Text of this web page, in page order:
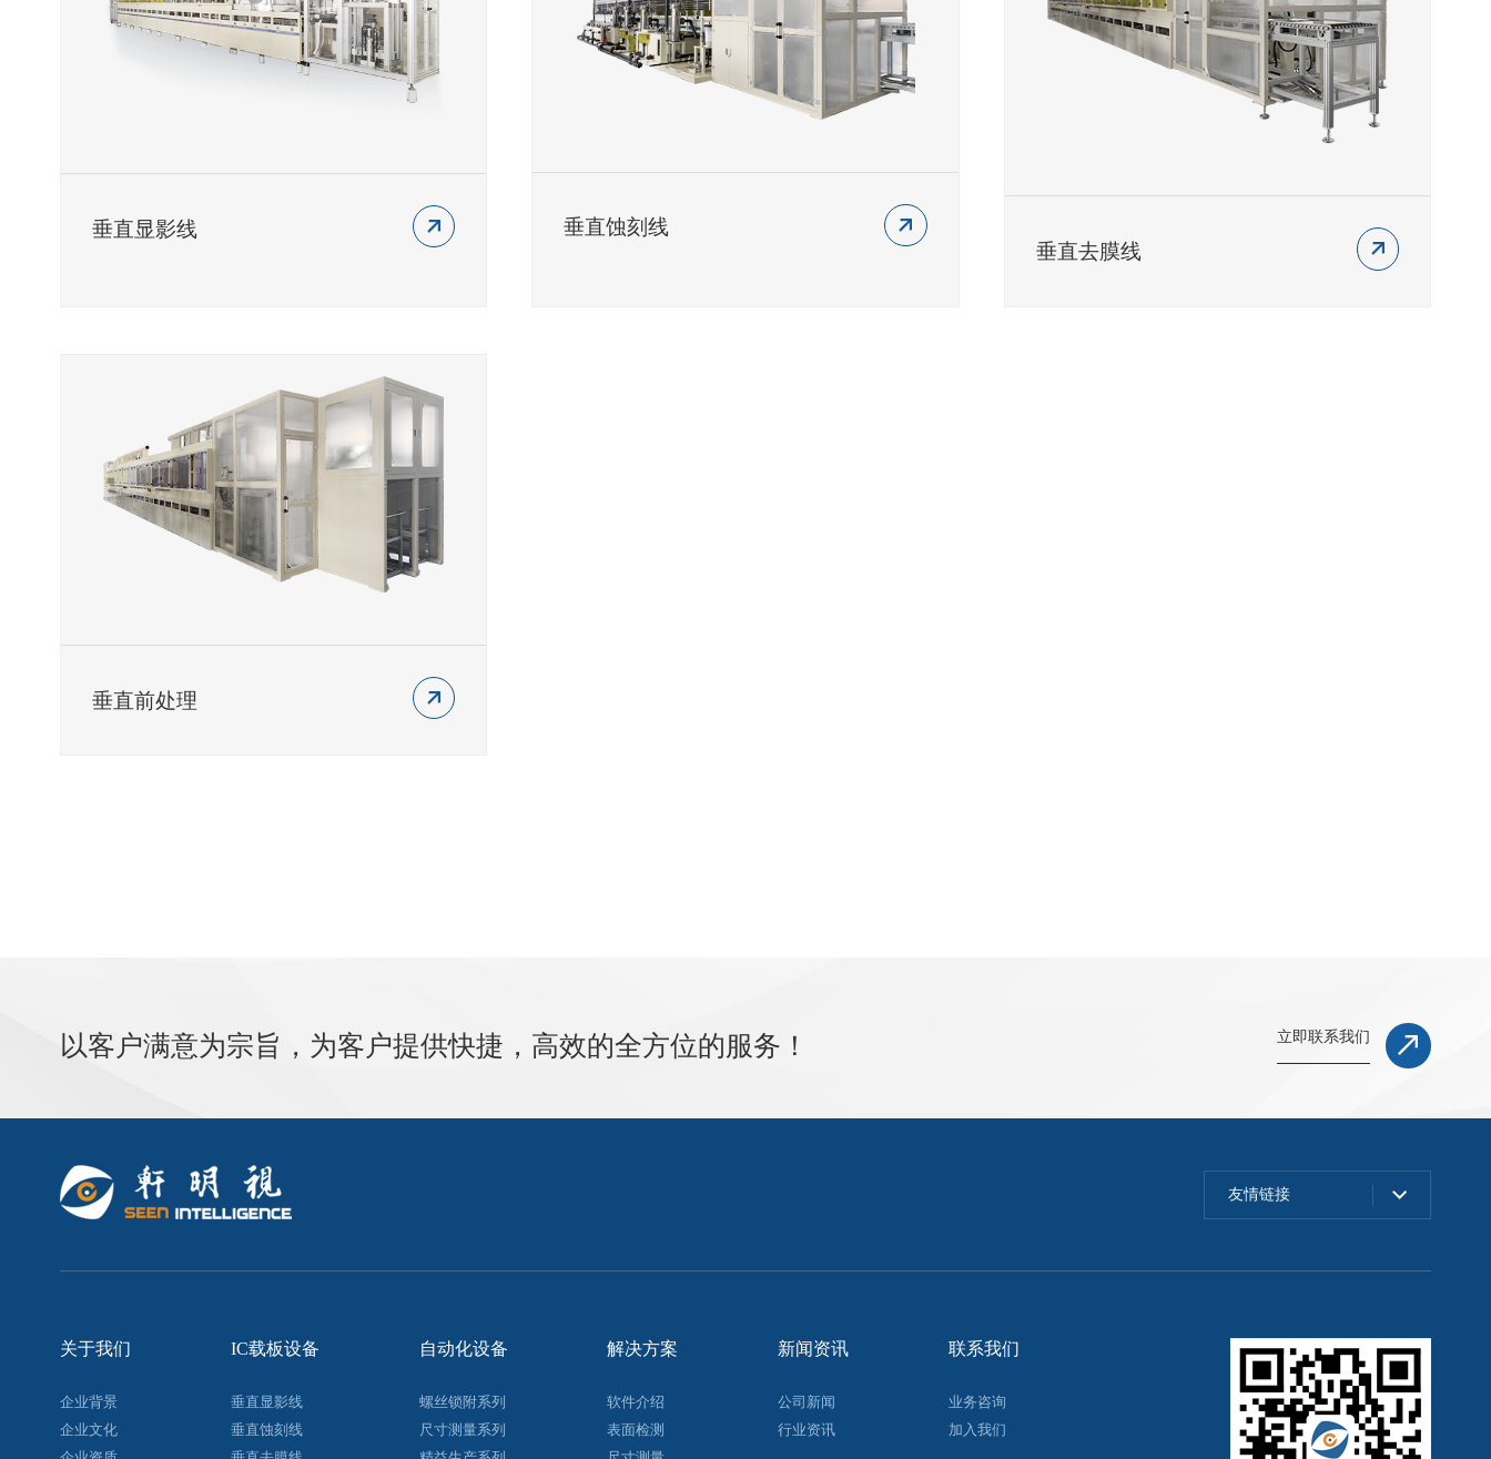
垂直显影线
垂直蚀刻线
垂直去膜线
垂直前处理
以客户满意为宗旨，为客户提供快捷，高效的全方位的服务！ 立即联系我们
友情链接
关于我们
企业背景
企业文化
IC载板设备
垂直显影线
垂直蚀刻线
自动化设备
螺丝锁附系列
尺寸测量系列
解决方案
软件介绍
表面检测
新闻资讯
公司新闻
行业资讯
联系我们
业务咨询
加入我们